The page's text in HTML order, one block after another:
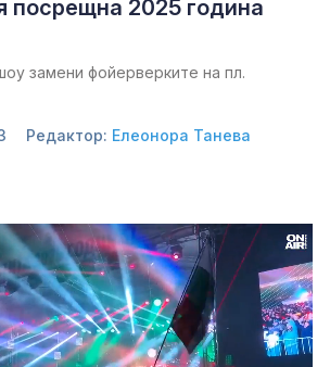
посрещна 2025 година
замени фойерверките на пл.
Редактор: Елеонора Танева